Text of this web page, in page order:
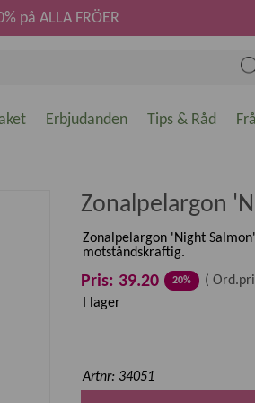
på ALLA FRÖER
Erbjudanden Tips & Råd
Zonalpelargon
Zonalpelargon 'Night
motståndskraftig.
Pris: 39.20 20% (
I lager
Artnr: 34051